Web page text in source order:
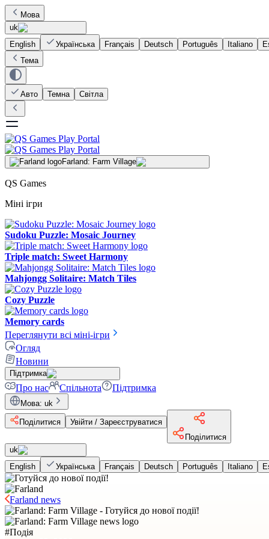
Мова
uk
English
Українська Français Deutsch Português Italiano
Тема
Авто Темна Світла
Farland: Farm Village
QS Games
Міні ігри
Sudoku Puzzle: Mosaic Journey
Triple match: Sweet Harmony
Mahjongg Solitaire: Match Tiles
Cozy Puzzle
Memory cards
Переглянути всі міні-ігри
Огляд
Новини
Підтримка
Про нас Спільнота Підтримка
Мова: uk
Поділитися
Увійти / Зареєструватися
Поділитися
uk
English
Українська Français Deutsch Português Italiano
Farland news
#Подія